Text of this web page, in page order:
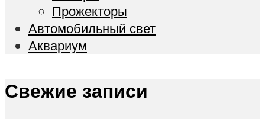
Прожекторы
Автомобильный свет
Аквариум
Свежие записи